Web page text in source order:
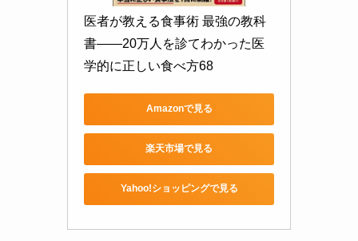
医者が教える食事術 最強の教科
書――20万人を診てわかった医
学的に正しい食べ方68
Amazonで見る
楽天市場で見る
Yahoo!ショッピングで見る